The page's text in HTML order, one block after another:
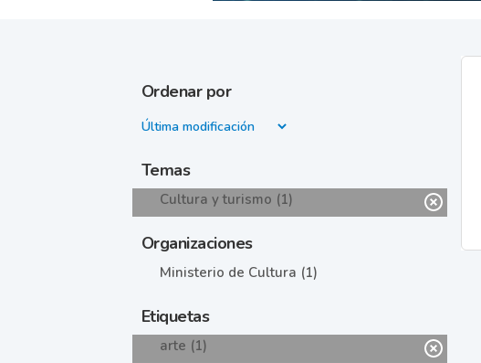
Ordenar por
Temas
Cultura y turismo (1)
Organizaciones
Ministerio de Cultura (1)
Etiquetas
arte (1)